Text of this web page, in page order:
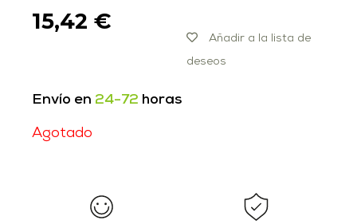
15,42 €
Añadir a la lista de
deseos
Envío en 24-72 horas
Agotado